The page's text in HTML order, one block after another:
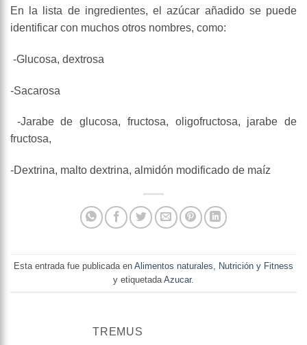
En la lista de ingredientes, el azúcar añadido se puede
identificar con muchos otros nombres, como:
-Glucosa, dextrosa
-Sacarosa
-Jarabe de glucosa, fructosa, oligofructosa, jarabe de
fructosa,
-Dextrina, malto dextrina, almidón modificado de maíz
Esta entrada fue publicada en Alimentos naturales
Nutrición y Fitness
y etiquetada Azucar.
TREMUS